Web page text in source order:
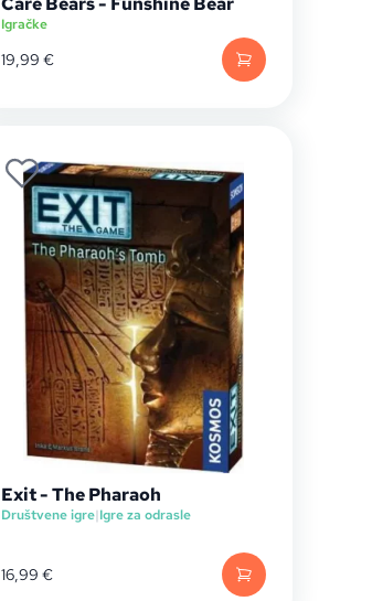
Igračke
19,99 €
Exit - The Pharaoh
Društvene igre|Igre za odrasle
16,99 €